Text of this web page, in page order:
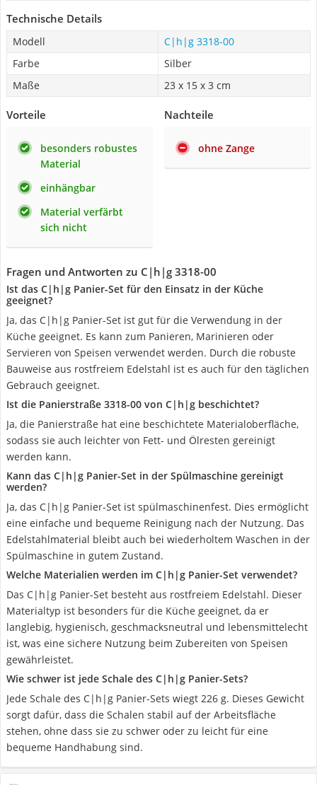
Technische Details
Modell
C|h|g 3318-00
Farbe
Silber
Maße
23 x 15 x 3 cm
Vorteile
besonders robustes
Material
einhängbar
Material verfärbt
sich nicht
Nachteile
ohne Zange
Fragen und Antworten zu C|h|g 3318-00
Ist das C|h|g Panier-Set für den Einsatz in der Küche
geeignet?
Ja, das C|h|g Panier-Set ist gut für die Verwendung in der
Küche geeignet. Es kann zum Panieren, Marinieren oder
Servieren von Speisen verwendet werden. Durch die robuste
Bauweise aus rostfreiem Edelstahl ist es auch für den täglichen
Gebrauch geeignet.
Ist die Panierstraße 3318-00 von C|h|g beschichtet?
Ja, die Panierstraße hat eine beschichtete Materialoberfläche,
sodass sie auch leichter von Fett- und Ölresten gereinigt
werden kann.
Kann das C|h|g Panier-Set in der Spülmaschine gereinigt
werden?
Ja, das C|h|g Panier-Set ist spülmaschinenfest. Dies ermöglicht
eine einfache und bequeme Reinigung nach der Nutzung. Das
Edelstahlmaterial bleibt auch bei wiederholtem Waschen in der
Spülmaschine in gutem Zustand.
Welche Materialien werden im C|h|g Panier-Set verwendet?
Das C|h|g Panier-Set besteht aus rostfreiem Edelstahl. Dieser
Materialtyp ist besonders für die Küche geeignet, da er
langlebig, hygienisch, geschmacksneutral und lebensmittelecht
ist, was eine sichere Nutzung beim Zubereiten von Speisen
gewährleistet.
Wie schwer ist jede Schale des C|h|g Panier-Sets?
Jede Schale des C|h|g Panier-Sets wiegt 226 g. Dieses Gewicht
sorgt dafür, dass die Schalen stabil auf der Arbeitsfläche
stehen, ohne dass sie zu schwer oder zu leicht für eine
bequeme Handhabung sind.